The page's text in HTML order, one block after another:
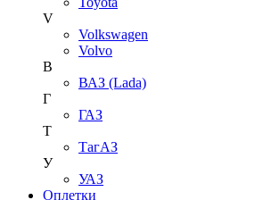
V
Volkswagen
Volvo
В
ВАЗ (Lada)
Г
ГАЗ
Т
ТагАЗ
У
УАЗ
Оплетки